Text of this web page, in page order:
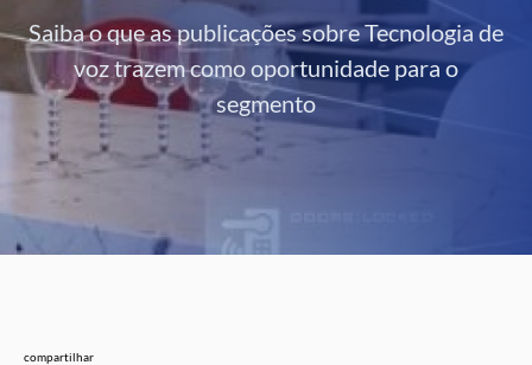
Saiba o que as publicações sobre Tecnologia de
voz trazem como oportunidade para o
segmento
compartilhar